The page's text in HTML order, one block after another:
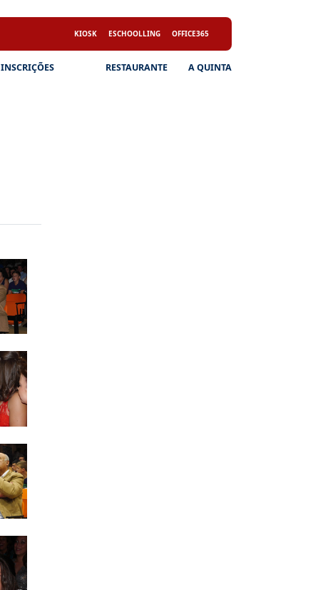
KIOSK ESCHOOLLING OFFICE365
INSCRIÇÕES RESTAURANTE A QUINTA